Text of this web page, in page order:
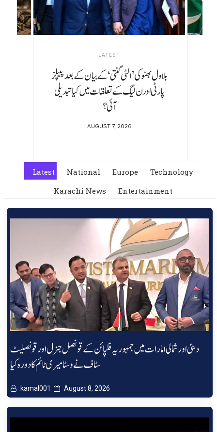
LATEST
موجودہ نظام کہیں نہیں جا رہا، وزیراعظم مدت
پوری کریں گے: محسن نقوی
AUGUST 6, 2026
Latest National Europe
Technology
Karachi News
Entertainment
دبئی اور شمالی امارات میں جمہوریہ فلپائن کے قونصل جنرل اور قونصلیٹ
سٹاف نے وسٹا میری ٹائم کا دورہ کیا
kamal001 August 8, 2026